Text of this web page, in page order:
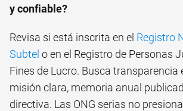
y confiable?
Revisa si está inscrita en el Registro
Subtel o en el Registro de Personas
Fines de Lucro. Busca transparencia
misión clara, memoria anual
directiva. Las ONG serias no